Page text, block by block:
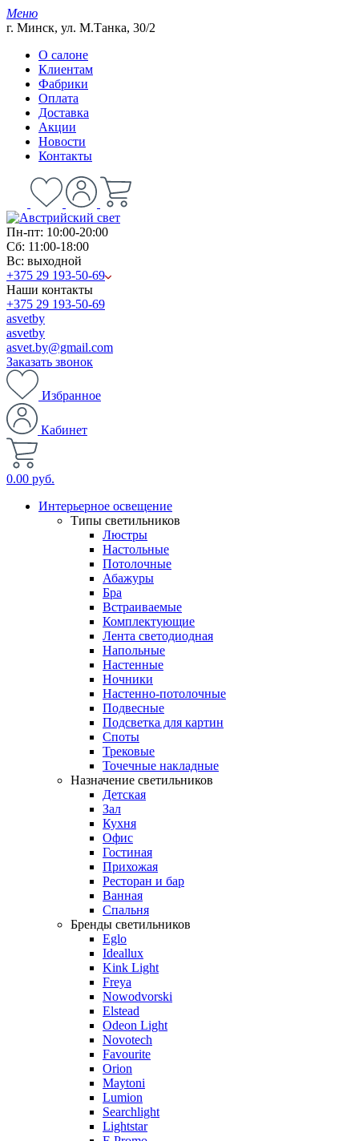
Меню
г. Минск, ул. М.Танка, 30/2
О салоне
Клиентам
Фабрики
Оплата
Доставка
Акции
Новости
Контакты
Пн-пт: 10:00-20:00
Сб: 11:00-18:00
Вс: выходной
+375 29 193-50-69
Наши контакты
+375 29 193-50-69
asvetby
asvetby
asvet.by@gmail.com
Заказать звонок
Избранное
Кабинет
0.00 руб.
Интерьерное освещение
Типы светильников
Люстры
Настольные
Потолочные
Абажуры
Бра
Встраиваемые
Комплектующие
Лента светодиодная
Напольные
Настенные
Ночники
Настенно-потолочные
Подвесные
Подсветка для картин
Споты
Трековые
Точечные накладные
Назначение светильников
Детская
Зал
Кухня
Офис
Гостиная
Прихожая
Ресторан и бар
Ванная
Спальня
Бренды светильников
Eglo
Ideallux
Kink Light
Freya
Nowodvorski
Elstead
Odeon Light
Novotech
Favourite
Orion
Maytoni
Lumion
Searchlight
Lightstar